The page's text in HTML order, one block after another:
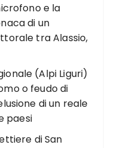
e la
di un
tra Alassio,
(Alpi Liguri)
o feudo di
di un reale
paesi
di San